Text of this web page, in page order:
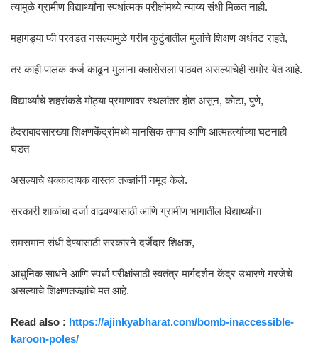
त्यामुळे ग्रामीण विद्यार्थ्यांना स्पर्धात्मक परीक्षांमध्ये न्याय्य संधी मिळत नाही.
महागड्या फी परवडत नसल्यामुळे गरीब कुटुंबातील मुलांचे शिक्षण अर्धवट राहते,
तर काही पालक कर्ज काढून मुलांना क्लासेसला पाठवत असल्याचेही समोर येत आहे.
विद्यार्थ्यांचे शहरांकडे मोठ्या प्रमाणावर स्थलांतर होत असून, कोटा, पुणे,
हैदराबादसारख्या शिक्षणकेंद्रांमध्ये मानसिक तणाव आणि आत्महत्यांच्या घटनाही
घडत
असल्याचे धक्कादायक वास्तव तज्ज्ञांनी नमूद केले.
सरकारी शाळांचा दर्जा वाढवण्यासाठी आणि ग्रामीण भागातील विद्यार्थ्यांना
समसमान संधी देण्यासाठी सरकारने दर्जेदार शिक्षक,
आधुनिक साधने आणि स्पर्धा परीक्षांसाठी स्वतंत्र मार्गदर्शन केंद्र उभारणे गरजेचे
असल्याचे शिक्षणतज्ज्ञांचे मत आहे.
Read also : https://ajinkyabharat.com/bomb-inaccessible-
karoon-poles/